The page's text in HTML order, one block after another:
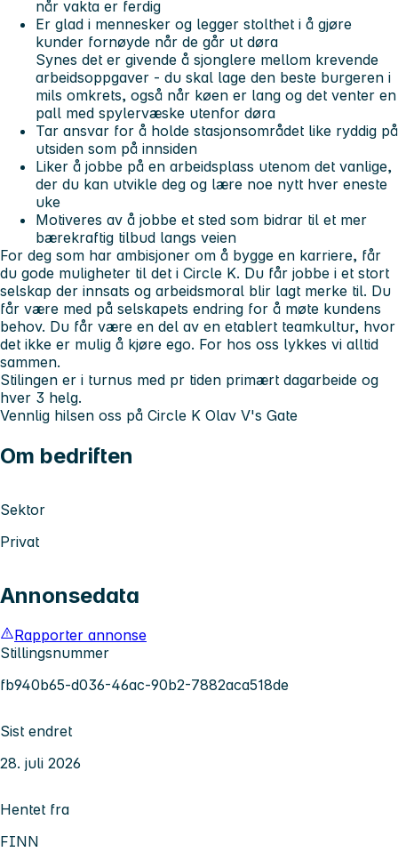
når vakta er ferdig
Er glad i mennesker og legger stolthet i å gjøre
kunder fornøyde når de går ut døra
Synes det er givende å sjonglere mellom krevende
arbeidsoppgaver - du skal lage den beste burgeren i
mils omkrets, også når køen er lang og det venter en
pall med spylervæske utenfor døra
Tar ansvar for å holde stasjonsområdet like ryddig på
utsiden som på innsiden
Liker å jobbe på en arbeidsplass utenom det vanlige,
der du kan utvikle deg og lære noe nytt hver eneste
uke
Motiveres av å jobbe et sted som bidrar til et mer
bærekraftig tilbud langs veien
For deg som har ambisjoner om å bygge en karriere, får
du gode muligheter til det i Circle K. Du får jobbe i et stort
selskap der innsats og arbeidsmoral blir lagt merke til. Du
får være med på selskapets endring for å møte kundens
behov. Du får være en del av en etablert teamkultur, hvor
det ikke er mulig å kjøre ego. For hos oss lykkes vi alltid
sammen.
Stilingen er i turnus med pr tiden primært dagarbeide og
hver 3 helg.
Vennlig hilsen oss på Circle K Olav V's Gate
Om bedriften
Sektor
Privat
Annonsedata
Rapporter annonse
Stillingsnummer
fb940b65-d036-46ac-90b2-7882aca518de
Sist endret
28. juli 2026
Hentet fra
FINN